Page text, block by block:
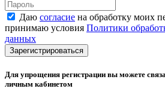
Даю согласие на обработку моих
принимаю условия Политики
данных
Зарегистрироваться
Для упрощения регистрации вы можете
личным кабинетом